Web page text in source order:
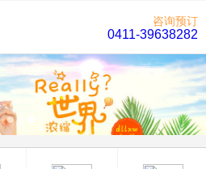
咨询预订
0411-39638282